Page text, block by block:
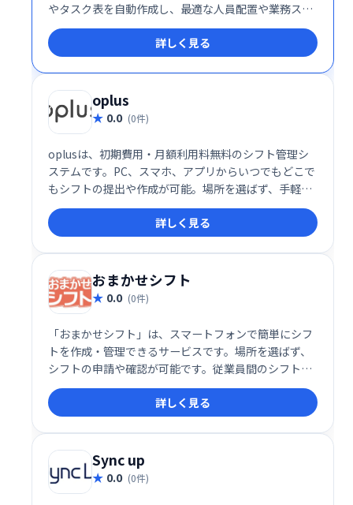
やタスク表を自動作成し、最適な人員配置や業務スケ
ジューリングを実現します。複雑な計算を自動化する
ことで、大幅な時間削減と業務効率化に貢献します。
詳しく見る
oplus
0.0 (0件)
oplusは、初期費用・月額利用料無料のシフト管理シ
ステムです。PC、スマホ、アプリからいつでもどこで
もシフトの提出や作成が可能。場所を選ばず、手軽に
シフト管理を実現します。
詳しく見る
おまかせシフト
0.0 (0件)
「おまかせシフト」は、スマートフォンで簡単にシフ
トを作成・管理できるサービスです。場所を選ばず、
シフトの申請や確認が可能です。従業員間のシフト調
整もスムーズに行え、業務効率の改善に貢献します。
30日間の無料トライアルもご用意していますので、ぜ
ひお気軽にお試しください。
詳しく見る
Sync up
0.0 (0件)